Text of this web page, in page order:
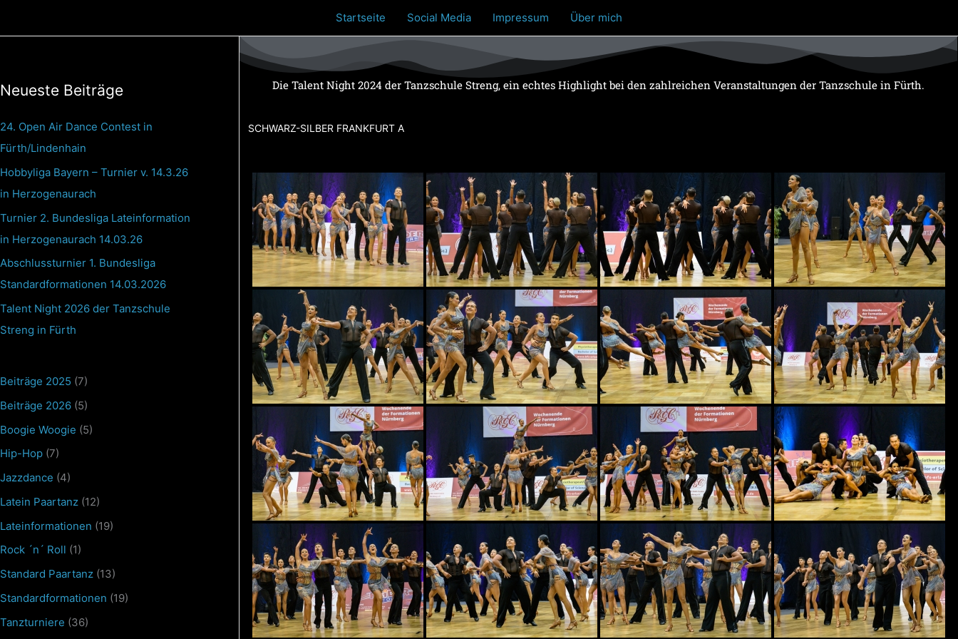
Startseite Social Media Impressum Über mich
Neueste Beiträge
24. Open Air Dance Contest in
Fürth/Lindenhain
Hobbyliga Bayern – Turnier v. 14.3.26
in Herzogenaurach
Turnier 2. Bundesliga Lateinformation
in Herzogenaurach 14.03.26
Abschlussturnier 1. Bundesliga
Standardformationen 14.03.2026
Talent Night 2026 der Tanzschule
Streng in Fürth
Beiträge 2025 (7)
Beiträge 2026 (5)
Boogie Woogie (5)
Hip-Hop (7)
Jazzdance (4)
Latein Paartanz (12)
Lateinformationen (19)
Rock ´n´ Roll (1)
Standard Paartanz (13)
Standardformationen (19)
Tanzturniere (36)
Die Talent Night 2024 der Tanzschule Streng, ein echtes Highlight bei den zahlreichen Veranstaltungen der Tanzschule in Fürth.
SCHWARZ-SILBER FRANKFURT A